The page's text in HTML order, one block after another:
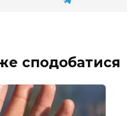
сподобатися